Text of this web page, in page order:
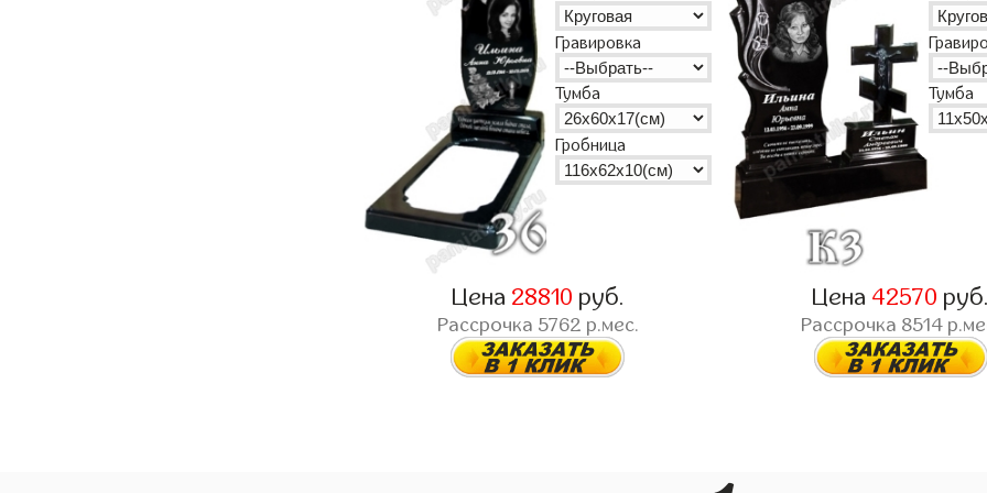
Гравировка
Тумба
Гробница
Цена 28810 руб.
Рассрочка 5762 р.мес.
Тумба
Цена 42570 руб.
Рассрочка 8514